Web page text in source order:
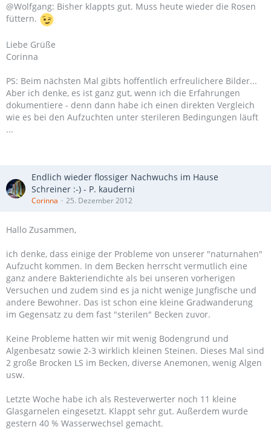
@Wolfgang: Bisher klappts gut. Muss heute wieder die Rosen
füttern.
Liebe Grüße
Corinna
PS: Beim nächsten Mal gibts hoffentlich erfreulichere Bilder...
Aber ich denke, es ist ganz gut, wenn ich die Erfahrungen
dokumentiere - denn dann habe ich einen direkten Vergleich
wie es bei den Aufzuchten unter sterileren Bedingungen läuft
...
Endlich wieder flossiger Nachwuchs im Hause
Schreiner :-) - P. kauderni
Corinna 25. Dezember 2012
Hallo Zusammen,
ich denke, dass einige der Probleme von unserer "naturnahen"
Aufzucht kommen. In dem Becken herrscht vermutlich eine
ganz andere Bakteriendichte als bei unseren vorherigen
Versuchen und zudem sind es ja nicht wenige Jungfische und
andere Bewohner. Das ist schon eine kleine Gradwanderung
im Gegensatz zu dem fast "sterilen" Becken zuvor.
Keine Probleme hatten wir mit wenig Bodengrund und
Algenbesatz sowie 2-3 wirklich kleinen Steinen. Dieses Mal sind
2 große Brocken LS im Becken, diverse Anemonen, wenig Algen
usw.
Letzte Woche habe ich als Resteverwerter noch 11 kleine
Glasgarnelen eingesetzt. Klappt sehr gut. Außerdem wurde
gestern 40 % Wasserwechsel gemacht.